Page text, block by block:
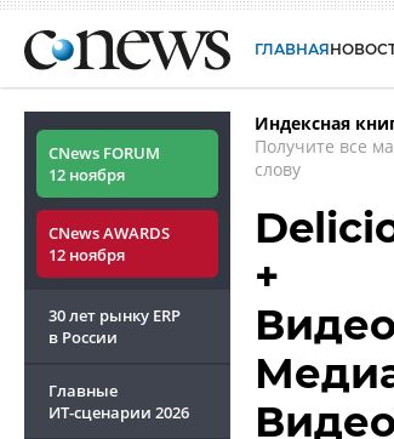
ГЛАВНАЯ
CNews FORUM
12 ноября
CNews AWARDS
12 ноября
30 лет рынку ERP
в России
Главные
ИТ-сценарии 2026
Индексная
Получите все
слову
+